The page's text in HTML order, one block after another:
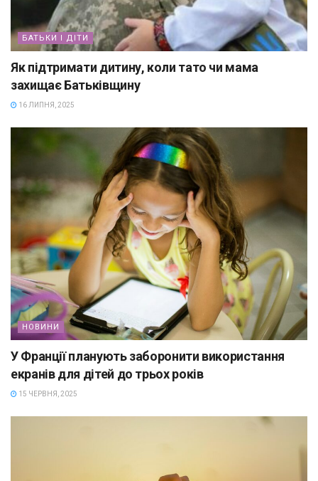
БАТЬКИ І ДІТИ
Як підтримати дитину, коли тато чи мама
захищає Батьківщину
16 ЛИПНЯ, 2025
НОВИНИ
У Франції планують заборонити використання
екранів для дітей до трьох років
15 ЧЕРВНЯ, 2025